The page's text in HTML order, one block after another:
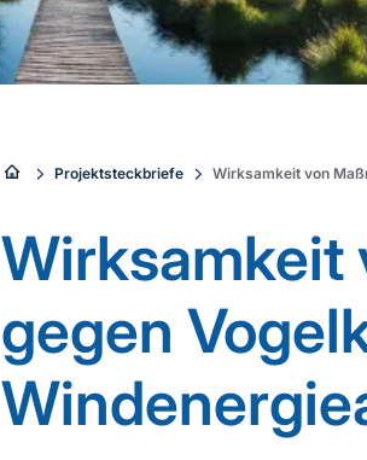
Sie
sind
hier:
Projektsteckbriefe Wirksamkeit von
Wirksamkeit
gegen